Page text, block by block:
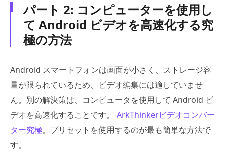
パート 2: コンピューターを使用し
て Android ビデオを高速化する究
極の方法
Android スマートフォンは画面が小さく、ストレージ容
量が限られているため、ビデオ編集には適していませ
ん。別の解決策は、コンピュータを使用して Android ビ
デオを高速化することです。 ArkThinkerビデオコンバー
ター究極。プリセットを使用するのが最も簡単な方法で
す。